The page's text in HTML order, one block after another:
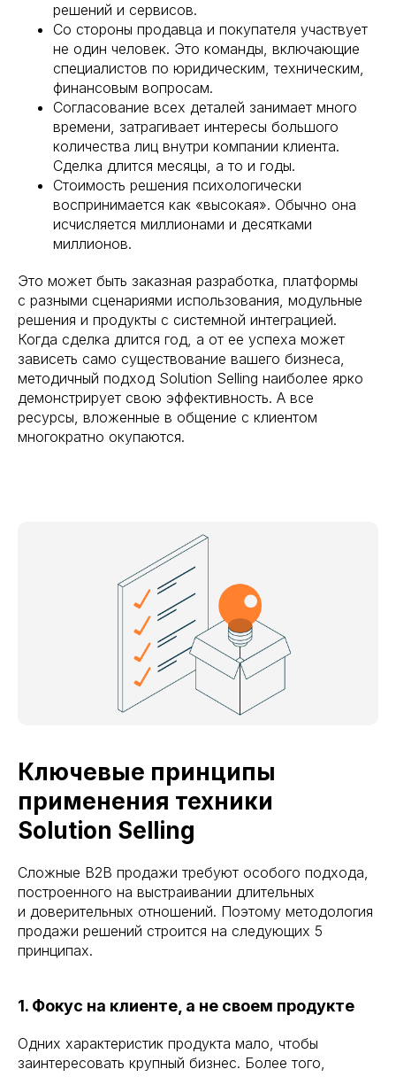
решений и сервисов.
Со стороны продавца и покупателя участвует
не один человек. Это команды, включающие
специалистов по юридическим, техническим,
финансовым вопросам.
Согласование всех деталей занимает много
времени, затрагивает интересы большого
количества лиц внутри компании клиента.
Сделка длится месяцы, а то и годы.
Стоимость решения психологически
воспринимается как «высокая». Обычно она
исчисляется миллионами и десятками
миллионов.
Это может быть заказная разработка, платформы
с разными сценариями использования, модульные
решения и продукты с системной интеграцией.
Когда сделка длится год, а от ее успеха может
зависеть само существование вашего бизнеса,
методичный подход Solution Selling наиболее ярко
демонстрирует свою эффективность. А все
ресурсы, вложенные в общение с клиентом
многократно окупаются.
Ключевые принципы
применения техники
Solution Selling
Сложные B2B продажи требуют особого подхода,
построенного на выстраивании длительных
и доверительных отношений. Поэтому методология
продажи решений строится на следующих 5
принципах.
1. Фокус на клиенте, а не своем продукте
Одних характеристик продукта мало, чтобы
заинтересовать крупный бизнес. Более того,